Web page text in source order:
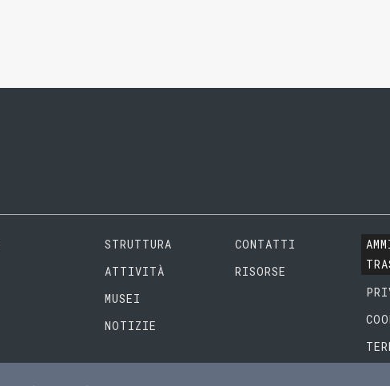
STRUTTURA
ATTIVITÀ
MUSEI
NOTIZIE
CONTATTI
RISORSE